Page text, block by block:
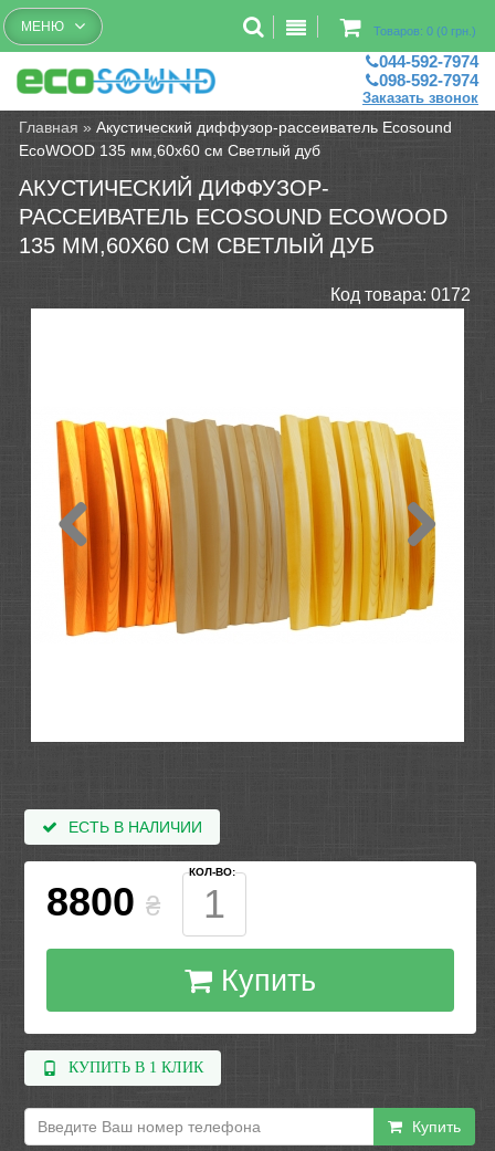
Бесплатный рассчет помещений
Товаров: 0 (0 грн.)
МЕНЮ
044-592-7974
098-592-7974
Заказать звонок
Главная »Акустический диффузор-рассеиватель Ecosound
EcoWOOD 135 мм,60х60 см Светлый дуб
АКУСТИЧЕСКИЙ ДИФФУЗОР-
РАССЕИВАТЕЛЬ ECOSOUND ECOWOOD
135 ММ,60Х60 СМ СВЕТЛЫЙ ДУБ
Код товара: 0172
ЕСТЬ В НАЛИЧИИ
8800 ₴
КОЛ-ВО:
Купить
КУПИТЬ В 1 КЛИК
Купить